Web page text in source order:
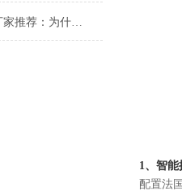
铝屑压饼机生产厂家推荐：为什么恩派特成为众多企业的优选？
1、智
配置法